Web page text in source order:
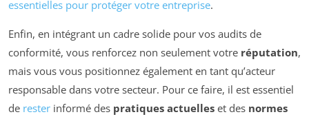
essentielles pour protéger votre entreprise.
Enfin, en intégrant un cadre solide pour vos audits de
conformité, vous renforcez non seulement votre réputation,
mais vous vous positionnez également en tant qu’acteur
responsable dans votre secteur. Pour ce faire, il est essentiel
de rester informé des pratiques actuelles et des normes